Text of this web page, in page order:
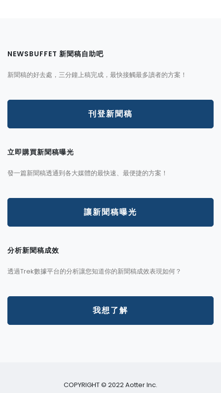
NEWSBUFFET 新聞稿自助吧
新聞稿的好去處，三分鐘上稿完成，最快接觸最多讀者的方案！
刊登新聞稿
立即購買新聞稿曝光
發一篇新聞稿透通到各大媒體的最快速、最便捷的方案！
讓新聞稿曝光
分析新聞稿成效
透過Trek數據平台的分析讓您知道你的新聞稿成效表現如何？
我想了解
COPYRIGHT © 2022 Aotter Inc.